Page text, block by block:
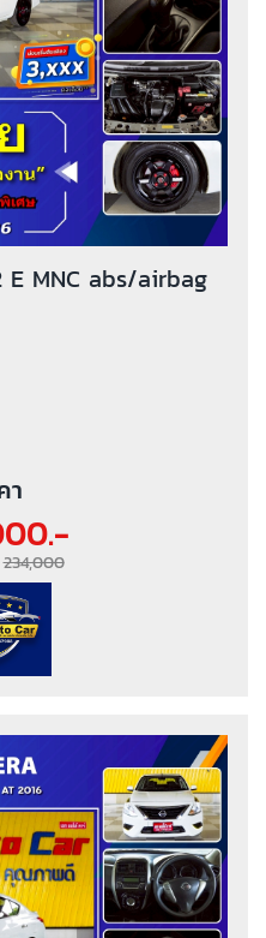
E MNC abs/airbag
า
234,000